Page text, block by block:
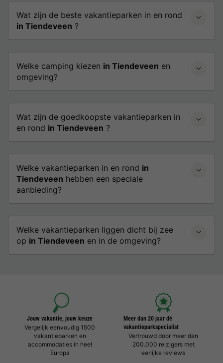
Wat zijn de beste vakantieparken in en rond
in Tiendeveen ?
Welke camping kiezen in Tiendeveen en
omgeving?
Wat zijn de goedkoopste vakantieparken in
en rond in Tiendeveen ?
Welke vakantieparken in en rond in
Tiendeveen hebben een speciale
aanbieding?
Welke vakantieparken liggen dicht bij zee
op in Tiendeveen en in de omgeving?
Jouw vakantie, jouw keuze
Vergelijk eenvoudig 1500
vakantieparken en
accommodaties in heel
Europa
Meer dan 20 jaar dé
vakantieparkspecialist
Vertrouwd door meer dan
200.000 reizigers met
eerlijke reviews